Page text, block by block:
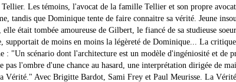
Les témoins, l'avocat de la famille Tellier et son propre
tandis que Dominique tente de faire connaitre sa vérité. Jeune
était tombée amoureuse de Gilbert, le fiancé de sa studieuse
supportait de moins en moins la légèreté de Dominique... La
: "Un scénario dont l'architecture est un modèle d'ingéniosité et de
pas l'ombre d'une chance au hasard, une interprétation dirigée de
Vérité." Avec Brigitte Bardot, Sami Frey et Paul Meurisse. La